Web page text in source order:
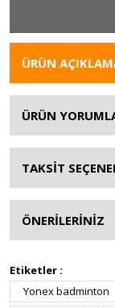
ÜRÜN
ÜRÜN
TAKSİT
ÖNERİLERİNİZ
Etiketler :
Yonex badminton